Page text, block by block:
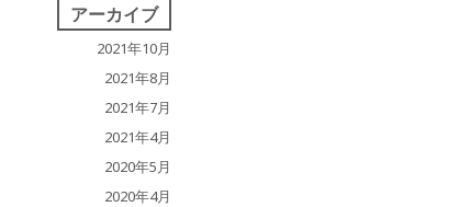
アーカイブ
2021年10月
2021年8月
2021年7月
2021年4月
2020年5月
2020年4月